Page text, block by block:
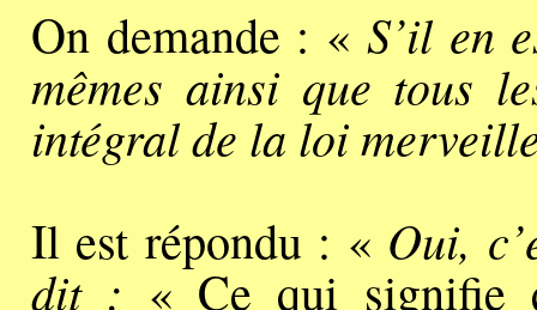
On demande : « S’il en
mêmes ainsi que tous
intégral de la loi
Il est répondu : « Oui,
dit : « Ce qui signifie